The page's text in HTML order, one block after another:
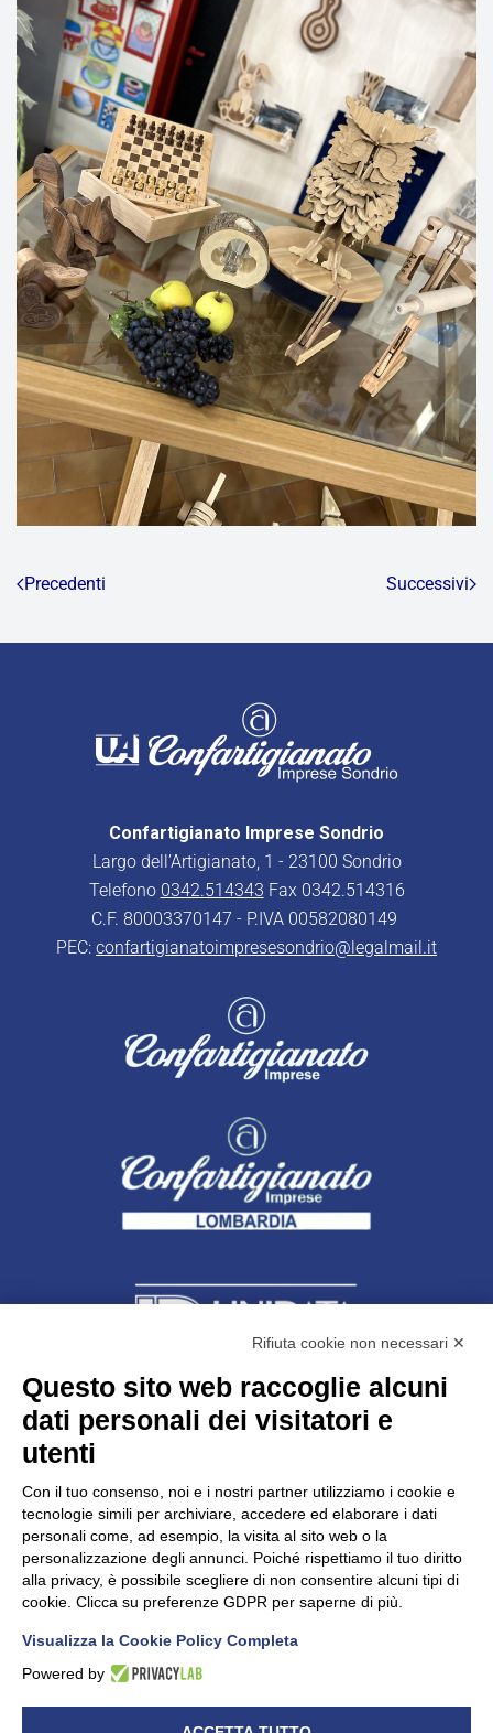
Precedenti Successivi
Confartigianato Imprese Sondrio
Largo dell’Artigianato, 1 - 23100 Sondrio
Telefono 0342.514343 Fax 0342.514316
C.F. 80003370147 - P.IVA 00582080149
PEC: confartigianatoimpresesondrio@legalmail.it
Unidata s.r.lcon unico socio
Largo dell’Artigianato, 1 - 23100 Sondrio
C.F. 00481790145 - N.REA SO-36426
PEC: unidata.sondrio@legalmail.it
Cap. soc. euro 100.000,00 i.v.
UNIDATA - Informativa privacy (per i clienti)
Rifiuta cookie non necessari ✕
Questo sito web raccoglie alcuni
dati personali dei visitatori e
utenti
Con il tuo consenso, noi e i nostri partner utilizziamo i cookie e
tecnologie simili per archiviare, accedere ed elaborare i dati
personali come, ad esempio, la visita al sito web o la
personalizzazione degli annunci. Poiché rispettiamo il tuo diritto
alla privacy, è possibile scegliere di non consentire alcuni tipi di
cookie. Clicca su preferenze GDPR per saperne di più.
Visualizza la Cookie Policy Completa
Powered by